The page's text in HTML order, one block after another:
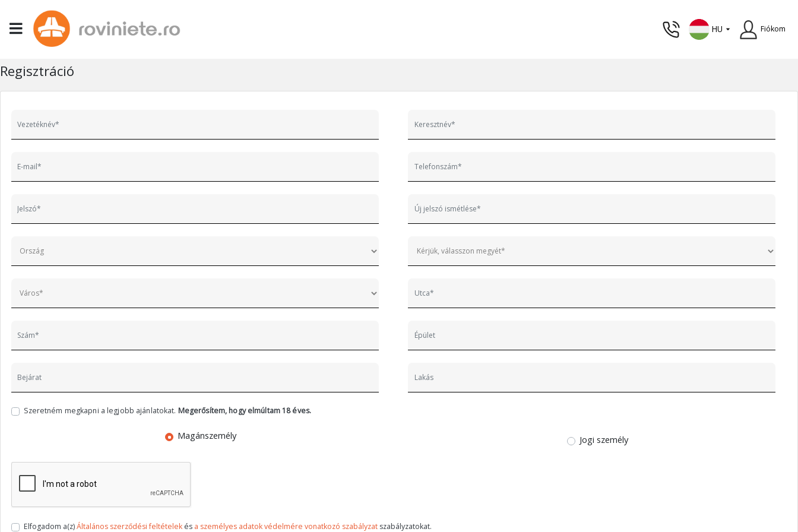
HU Fiókom
Regisztráció
Szeretném megkapni a legjobb ajánlatokat. Megerősítem, hogy elmúltam 18 éves.
Magánszemély Jogi személy
Elfogadom a(z)Általános szerződési feltételekés a személyes adatok védelmére vonatkozó szabályzatszabályzatokat.